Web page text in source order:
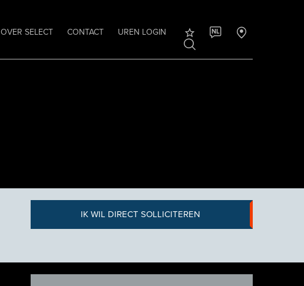
OVER SELECT CONTACT
UREN LOGIN
NL
IK WIL DIRECT SOLLICITEREN